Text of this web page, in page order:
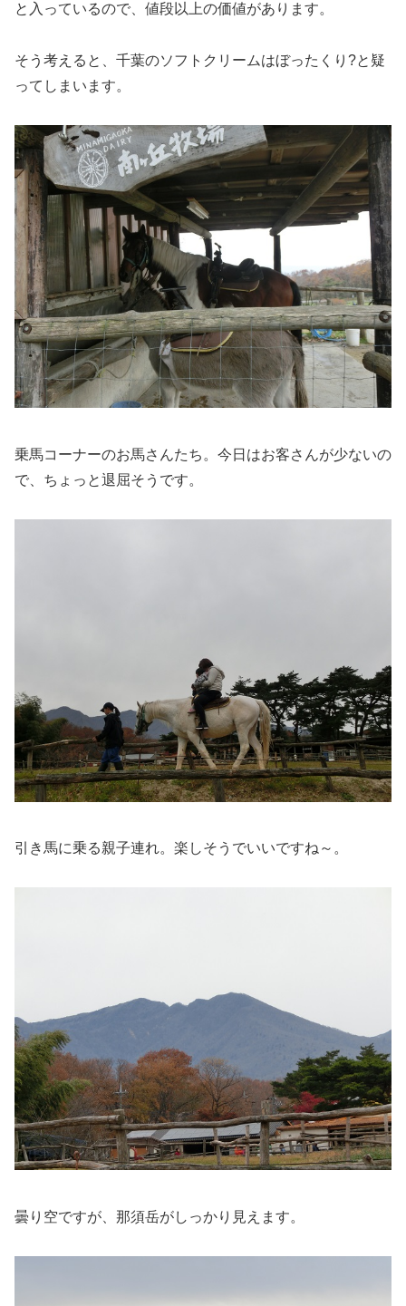
と入っているので、値段以上の価値があります。
そう考えると、千葉のソフトクリームはぼったくり?と疑
ってしまいます。
乗馬コーナーのお馬さんたち。今日はお客さんが少ないの
で、ちょっと退屈そうです。
引き馬に乗る親子連れ。楽しそうでいいですね～。
曇り空ですが、那須岳がしっかり見えます。